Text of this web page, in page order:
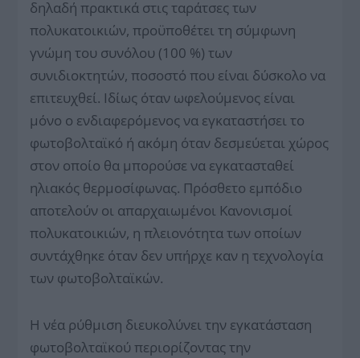
δηλαδή πρακτικά στις ταράτσες των
πολυκατοικιών, προϋποθέτει τη σύμφωνη
γνώμη του συνόλου (100 %) των
συνιδιοκτητών, ποσοστό που είναι δύσκολο να
επιτευχθεί. Ιδίως όταν ωφελούμενος είναι
μόνο ο ενδιαφερόμενος να εγκαταστήσει το
φωτοβολταϊκό ή ακόμη όταν δεσμεύεται χώρος
στον οποίο θα μπορούσε να εγκατασταθεί
ηλιακός θερμοσίφωνας. Πρόσθετο εμπόδιο
αποτελούν οι απαρχαιωμένοι Κανονισμοί
πολυκατοικιών, η πλειονότητα των οποίων
συντάχθηκε όταν δεν υπήρχε καν η τεχνολογία
των φωτοβολταϊκών.
Η νέα ρύθμιση διευκολύνει την εγκατάσταση
φωτοβολταϊκού περιορίζοντας την